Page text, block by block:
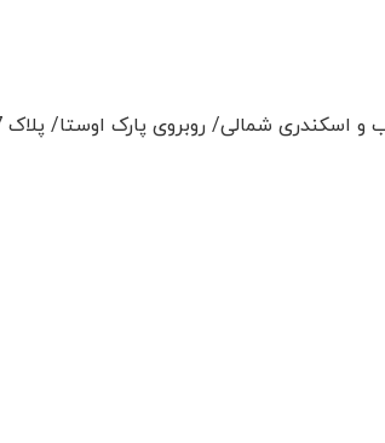
شمالی/ روبروی پارک اوستا/ پلاک 147/ طبقه سوم